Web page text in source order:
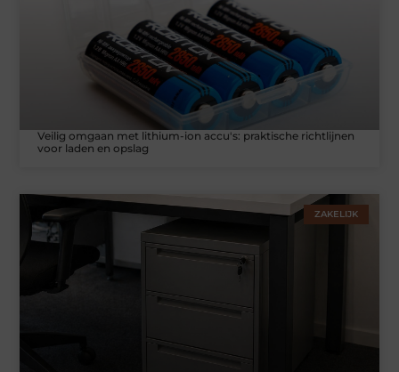
Veilig omgaan met lithium-ion accu's: praktische richtlijnen
voor laden en opslag
ZAKELIJK